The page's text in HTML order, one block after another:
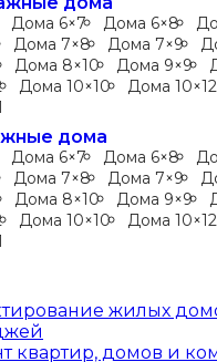
Дома 6×7 Дома 6×8
Дома 7×8 Дома 7×9
Дома 8×10 Дома 9×9
Дома 10×10
Дома 10×12
дома
Дома 6×7 Дома 6×8
Дома 7×8 Дома 7×9
Дома 8×10 Дома 9×9
Дома 10×10
Дома 10×12
жилых
квартир, домов и